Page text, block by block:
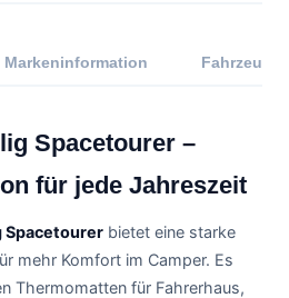
Markeninformation
Spacetourer –
für jede Jahreszeit
bietet eine starke
mehr Komfort im Camper. Es
Thermomatten für Fahrerhaus,